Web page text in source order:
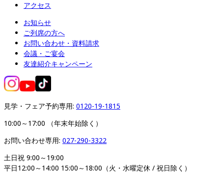
アクセス
お知らせ
ご列席の方へ
お問い合わせ・資料請求
会議・ご宴会
友達紹介キャンペーン
見学・フェア予約専用: 0120-19-1815
10:00～17:00 （年末年始除く）
お問い合わせ専用: 027-290-3322
土日祝 9:00～19:00
平日12:00～14:00 15:00～18:00（火・水曜定休 / 祝日除く）